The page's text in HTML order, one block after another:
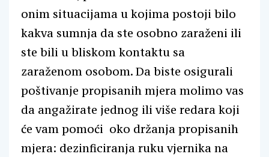
onim situacijama u kojima postoji bilo
kakva sumnja da ste osobno zaraženi ili
ste bili u bliskom kontaktu sa
zaraženom osobom. Da biste osigurali
poštivanje propisanih mjera molimo vas
da angažirate jednog ili više redara koji
će vam pomoći oko držanja propisanih
mjera: dezinficiranja ruku vjernika na